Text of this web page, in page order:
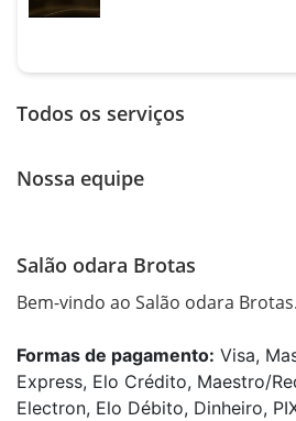
Todos os serviços
Nossa equipe
Salão odara Brotas
Bem-vindo ao Salão odara Brotas.
Formas de pagamento: Visa,
Express, Elo Crédito, Maestro/
Electron, Elo Débito, Dinheiro,